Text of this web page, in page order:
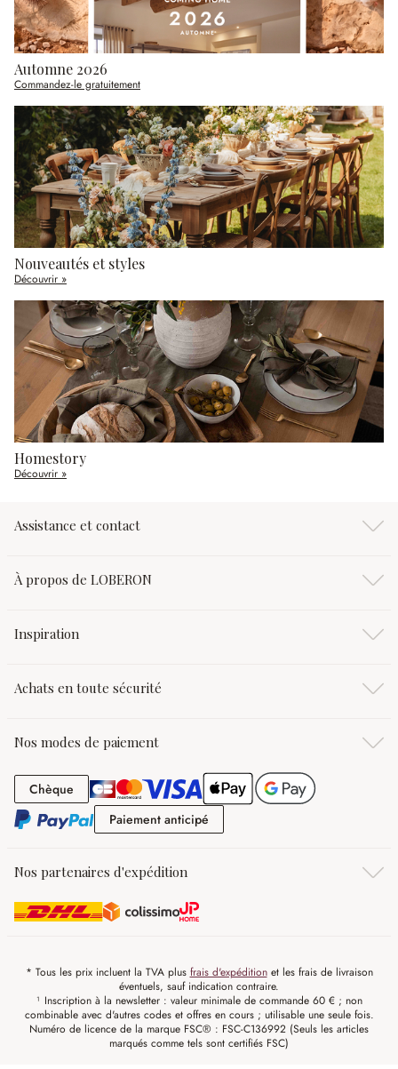
Automne 2026
Commandez-le gratuitement
Nouveautés et styles
Découvrir »
Homestory
Découvrir »
Assistance et contact
À propos de LOBERON
Inspiration
Achats en toute sécurité
Nos modes de paiement
Chèque Chèque
Paiement anticipé
Nos partenaires d'expédition
* Tous les prix incluent la TVA plus frais d'expéditionet les frais de livraison
éventuels, sauf indication contraire.
¹ Inscription à la newsletter : valeur minimale de commande 60 € ; non
combinable avec d'autres codes et offres en cours ; utilisable une seule fois.
Numéro de licence de la marque FSC® : FSC-C136992 (Seuls les articles
marqués comme tels sont certifiés FSC)